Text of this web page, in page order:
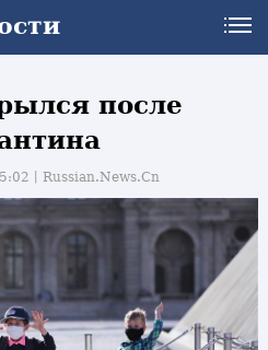
после
丨Russian.News.Cn